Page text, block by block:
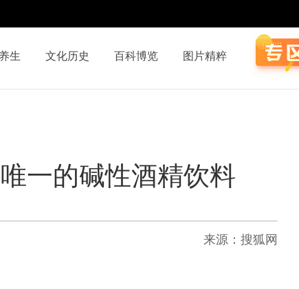
生 文化历史 百科博览 图片精粹
一的碱性酒精饮料
来源：搜狐网